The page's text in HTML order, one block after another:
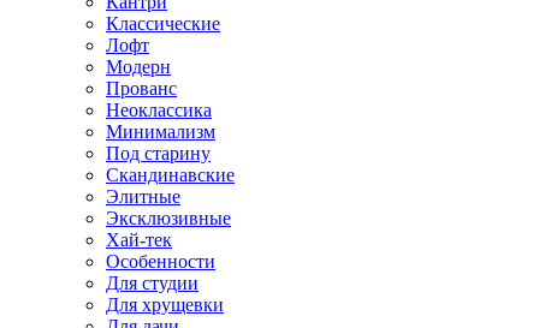
Классические
Лофт
Модерн
Прованс
Неоклассика
Минимализм
Под старину
Скандинавские
Элитные
Эксклюзивные
Хай-тек
Особенности
Для студии
Для хрущевки